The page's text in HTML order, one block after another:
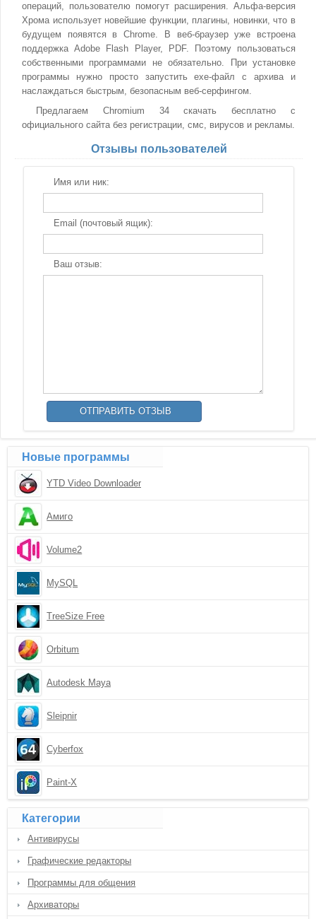
операций, пользователю помогут расширения. Альфа-версия
Хрома использует новейшие функции, плагины, новинки, что в
будущем появятся в Chrome. В веб-браузер уже встроена
поддержка Adobe Flash Player, PDF. Поэтому пользоваться
собственными программами не обязательно. При установке
программы нужно просто запустить exe-файл с архива и
наслаждаться быстрым, безопасным веб-серфингом.
Предлагаем Chromium 34 скачать бесплатно с
официального сайта без регистрации, смс, вирусов и рекламы.
Отзывы пользователей
Имя или ник:
Email (почтовый ящик):
Ваш отзыв:
Новые программы
YTD Video Downloader
Амиго
Volume2
MySQL
TreeSize Free
Orbitum
Autodesk Maya
Sleipnir
Cyberfox
Paint-X
Категории
Антивирусы
Графические редакторы
Программы для общения
Архиваторы